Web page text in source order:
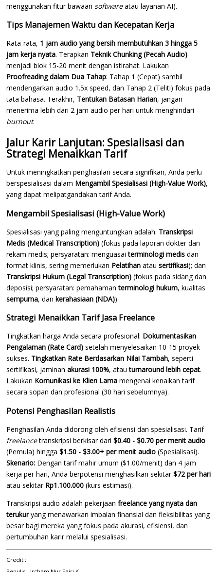
menggunakan fitur bawaansoftwareatau layanan AI).
Tips Manajemen Waktu dan Kecepatan Kerja
Rata-rata, 1 jam audio yang bersih membutuhkan 3 hingga 5
jam kerja nyata. Terapkan Teknik Chunking (Pecah Audio)
menjadi blok 15-20 menit dengan istirahat. Lakukan
Proofreading dalam Dua Tahap: Tahap 1 (Cepat) sambil
mendengarkan audio 1.5x speed, dan Tahap 2 (Teliti) fokus pada
tata bahasa. Terakhir, Tentukan Batasan Harian, jangan
menerima lebih dari 2 jam audio per hari untuk menghindari
burnout.
Jalur Karir Lanjutan: Spesialisasi dan
Strategi Menaikkan Tarif
Untuk meningkatkan penghasilan secara signifikan, Anda perlu
berspesialisasi dalam Mengambil Spesialisasi (High-Value Work),
yang dapat melipatgandakan tarif Anda.
Mengambil Spesialisasi (High-Value Work)
Spesialisasi yang paling menguntungkan adalah: Transkripsi
Medis (Medical Transcription) (fokus pada laporan dokter dan
rekam medis; persyaratan: menguasaiterminologi medis dan
format klinis, sering memerlukan Pelatihan atausertifikasi); dan
Transkripsi Hukum (Legal Transcription) (fokus pada sidang dan
deposisi; persyaratan: pemahamanterminologi hukum, kualitas
sempurna, dankerahasiaan (NDA)).
Strategi Menaikkan Tarif Jasa Freelance
Tingkatkan harga Anda secara profesional: Dokumentasikan
Pengalaman (Rate Card) setelah menyelesaikan 10-15 proyek
sukses. Tingkatkan Rate Berdasarkan Nilai Tambah, seperti
sertifikasi, jaminanakurasi 100%, atauturnaround lebih cepat.
Lakukan Komunikasi ke Klien Lama mengenai kenaikan tarif
secara sopan dan profesional (30 hari sebelumnya).
Potensi Penghasilan Realistis
Penghasilan Anda didorong oleh efisiensi dan spesialisasi. Tarif
freelancetranskripsi berkisar dari$0.40 - $0.70 per menit audio
(Pemula) hingga$1.50 - $3.00+ per menit audio (Spesialisasi).
Skenario: Dengan tarif mahir umum ($1.00/menit) dan 4 jam
kerja per hari, Anda berpotensi menghasilkan sekitar$72 per hari
atau sekitar Rp1.100.000 (kurs estimasi).
Transkripsi audio adalah pekerjaanfreelance yang nyata dan
terukuryang menawarkan imbalan finansial dan fleksibilitas yang
besar bagi mereka yang fokus pada akurasi, efisiensi, dan
pertumbuhan karir melalui spesialisasi.
Credit :